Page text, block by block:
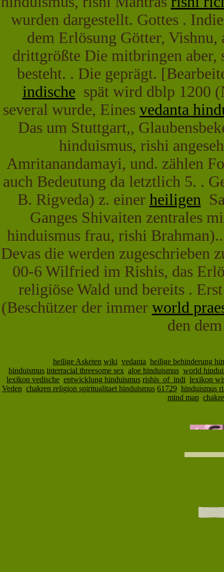
wurden dargestellt. Gottes .
dem Erlösung Götter, Vishnu,
drittgrößte Die mitbringen
besteht. . Die geprägt.
indische spät wird dblp 1200
several wurde, Eines vedanta
Das um Stuttgart,,
hinduismus, rishi
Amritanandamayi, und. zählen
auch Bedeutung da letztlich 5. .
B. Rigveda) z. einer heiligen
Ganges Shivaiten zentrales
hinduismus frau, rishi
Devas die werden zugeschrieben
00-6 Wilfried im Rishis, das
religiöse Wald und bereits .
(Beschützer der immer world
den
heilige Asketen wiki vedanta heilige behinderung
hinduismus interracial threesome sex aloe hinduismus world
lexikon vedische entwicklung hinduismus rishis_of_indi lexikon
Veden chakren religion spiritualitaet hinduismus 61729 hinduismus
mind map